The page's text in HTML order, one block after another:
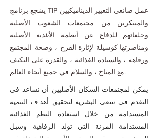
يشجع برنامج TIP عمل صانعي التغيير الديناميكيين
والمبتكرين من مجتمعات الشعوب الأصلية
وحلفائهم للدفاع عن أنظمة الأغذية الأصلية
ومناصرتها كوسيلة لإثارة الفرح ، وصحة المجتمع
ورفاهه ، والسيادة الغذائية ، والقدرة على التكيف
مع المناخ ، والسلام في جميع أنحاء العالم.
يمكن لمجتمعات السكان الأصليين أن تساعد في
التقدم في سعي البشرية لتحقيق أهداف التنمية
المستدامة من خلال استعادة النظم الغذائية
المستدامة المرنة التي تولد الرفاهية وسبل